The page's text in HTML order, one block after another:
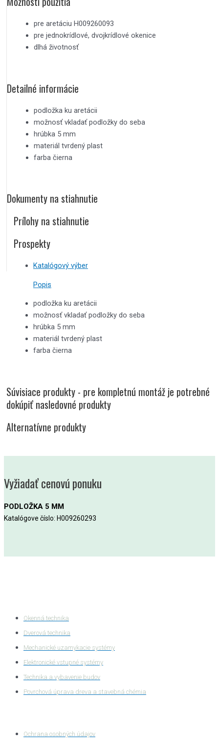
pre aretáciu H009260093
pre jednokrídlové, dvojkrídlové okenice
dlhá životnosť
Detailné informácie
podložka ku aretácii
možnosť vkladať podložky do seba
hrúbka 5 mm
materiál tvrdený plast
farba čierna
Dokumenty na stiahnutie
Prílohy na stiahnutie
Prospekty
Katalógový výber
Popis
podložka ku aretácii
možnosť vkladať podložky do seba
hrúbka 5 mm
materiál tvrdený plast
farba čierna
Súvisiace produkty - pre kompletnú montáž je potrebné
dokúpiť nasledovné produkty
Alternatívne produkty
Vyžiadať cenovú ponuku
PODLOŽKA 5 MM
Katalógove číslo: H009260293
Okenná technika
Dverová technika
Mechanické uzamykacie systémy
Elektronické vstupné systémy
Technika a vybavenie budov
Povrchová úprava dreva a stavebná chémia
Ochrana osobných údajov